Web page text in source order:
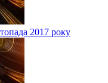
2017 року